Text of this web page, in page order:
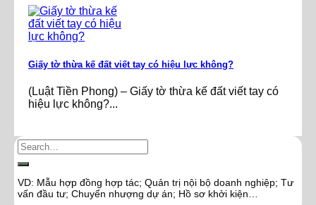
Giấy tờ thừa kế đất viết tay có hiệu lực không?
(Luật Tiền Phong) – Giấy tờ thừa kế đất viết tay có
hiệu lực không?...
VD: Mẫu hợp đồng hợp tác; Quản trị nội bộ doanh nghiệp; Tư
vấn đầu tư; Chuyển nhượng dự án; Hồ sơ khởi kiện…